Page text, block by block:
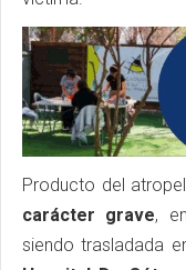
Producto del
carácter grave,
siendo trasladada